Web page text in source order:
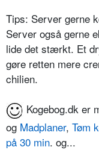
Tips: Server gerne
Server også gerne
lide det stærkt. Et
gøre retten mere
chilien.
Kogebog.dk er
og Madplaner, Tøm
på 30 min. og...